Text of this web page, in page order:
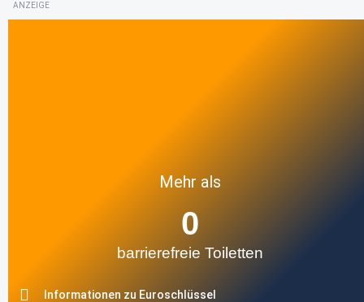
ANZEIGE
Mehr als
barrierefreie Toiletten
0
Informationen zu Euroschlüssel